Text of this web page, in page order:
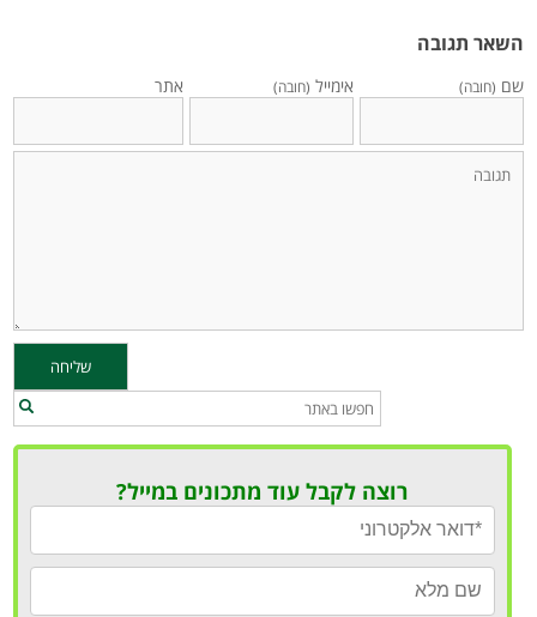
השאר תגובה
שם (חובה) אימייל (חובה) אתר
רוצה לקבל עוד מתכונים במייל?